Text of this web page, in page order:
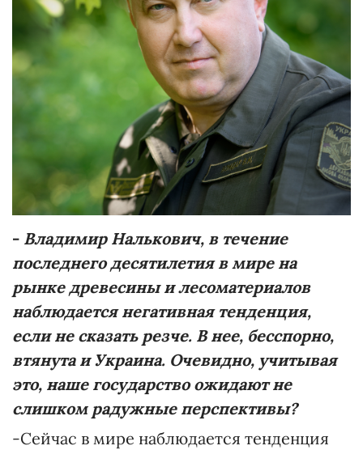
- Владимир Налькович, в течение
последнего десятилетия в мире на
рынке древесины и лесоматериалов
наблюдается негативная тенденция,
если не сказать резче. В нее, бесспорно,
втянута и Украина. Очевидно, учитывая
это, наше государство ожидают не
слишком радужные перспективы?
-Сейчас в мире наблюдается тенденция